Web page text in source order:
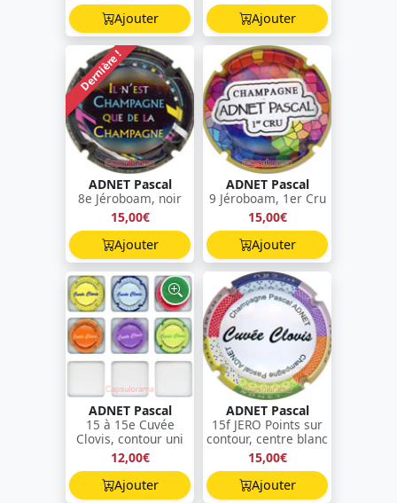
Ajouter
Ajouter
Dernière !
ADNET Pascal
8e Jéroboam, noir
15,00€
Ajouter
ADNET Pascal
9 Jéroboam, 1er Cru
15,00€
Ajouter
ADNET Pascal
15 à 15e Cuvée
Clovis, contour uni
12,00€
Ajouter
ADNET Pascal
15f JERO Points sur
contour, centre blanc
15,00€
Ajouter